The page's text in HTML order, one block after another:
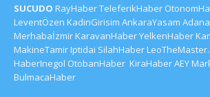
SUCUDO RayHaberTeleferikHaber
LeventÖzen KadinGirisim AnkaraYasam
MerhabaİzmirKaravanHaberYelkenHaber
MakineTamirIptidai SilahHaber
HaberInegol OtobanHaber KiraHaberAEY
BulmacaHaber